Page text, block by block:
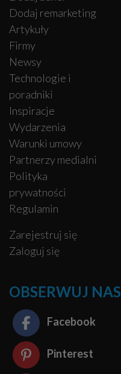
Dodaj remarketing
Artykuły
Firmy
Newsy
Technologie i
poradniki
Inspiracje
Wydarzenia
Warunki umowy
Partnerzy medialni
Polityka
prywatności
Regulamin
Zarejestruj się
Zaloguj się
OBSERWUJ NAS
Facebook
Pinterest